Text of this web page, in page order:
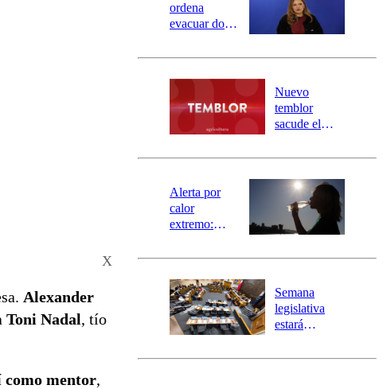
X
Alexander
Toni Nadal, tío
mentor,
ordena
evacuar dos
Carahue por
río Damas:
activa
mensajería
SAE
Nuevo
temblor
sacude el
revisa la
epicentro
Alerta por
calor
extremo:
activa Alerta
Preventiva en
tres comunas
Semana
legislativa
estará
el fin de la